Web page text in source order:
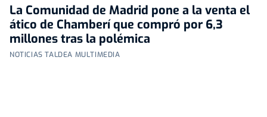
La Comunidad de Madrid pone a la venta el
ático de Chamberí que compró por 6,3
millones tras la polémica
NOTICIAS TALDEA MULTIMEDIA